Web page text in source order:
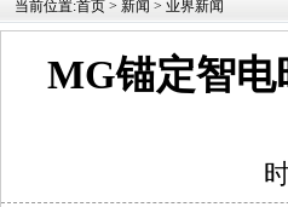
当前位置:首页 > 新闻 > 业界新闻
MG锚定智电